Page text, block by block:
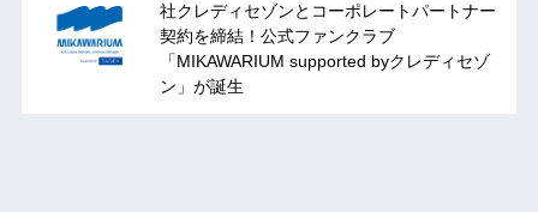
社クレディセゾンとコーポレートパートナー
契約を締結！公式ファンクラブ
「MIKAWARIUM supported byクレディセゾ
ン」が誕生